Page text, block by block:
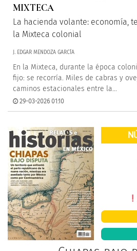
MIXTECA
La hacienda volante: economía,
la Mixteca colonial
J. EDGAR MENDOZA GARCÍA
En la Mixteca, durante la época
fijo: se recorría. Miles de cabras y
caminos estacionales entre la...
29-03-2026 01:10
!